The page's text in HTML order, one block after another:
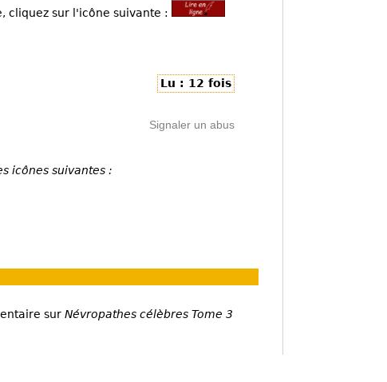
cliquez sur l'icône suivante :
Lu : 12 fois
Signaler un abus
icônes suivantes :
sur Névropathes célèbres Tome 3